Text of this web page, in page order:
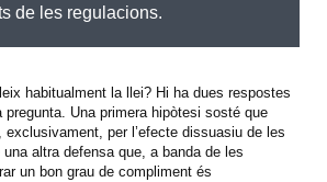
de les regulacions.
habitualment la llei? Hi ha dues respostes
Una primera hipòtesi sosté que
exclusivament, per l’efecte dissuasiu de les
altra defensa que, a banda de les
un bon grau de compliment és